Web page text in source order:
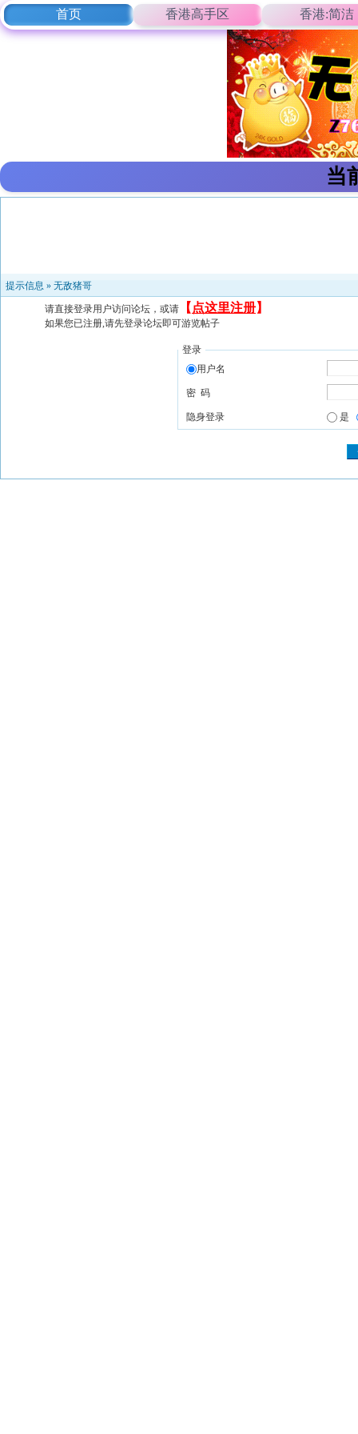
首页 香港高手区 香港:简洁
当
提示信息 » 无敌猪哥
请直接登录用户访问论坛，或请 【 点这里注册】
如果您已注册,请先登录论坛即可游览帖子
登录
用户名
密 码
隐身登录 是